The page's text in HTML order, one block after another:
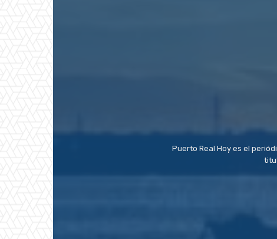
Puerto Real Hoy es el